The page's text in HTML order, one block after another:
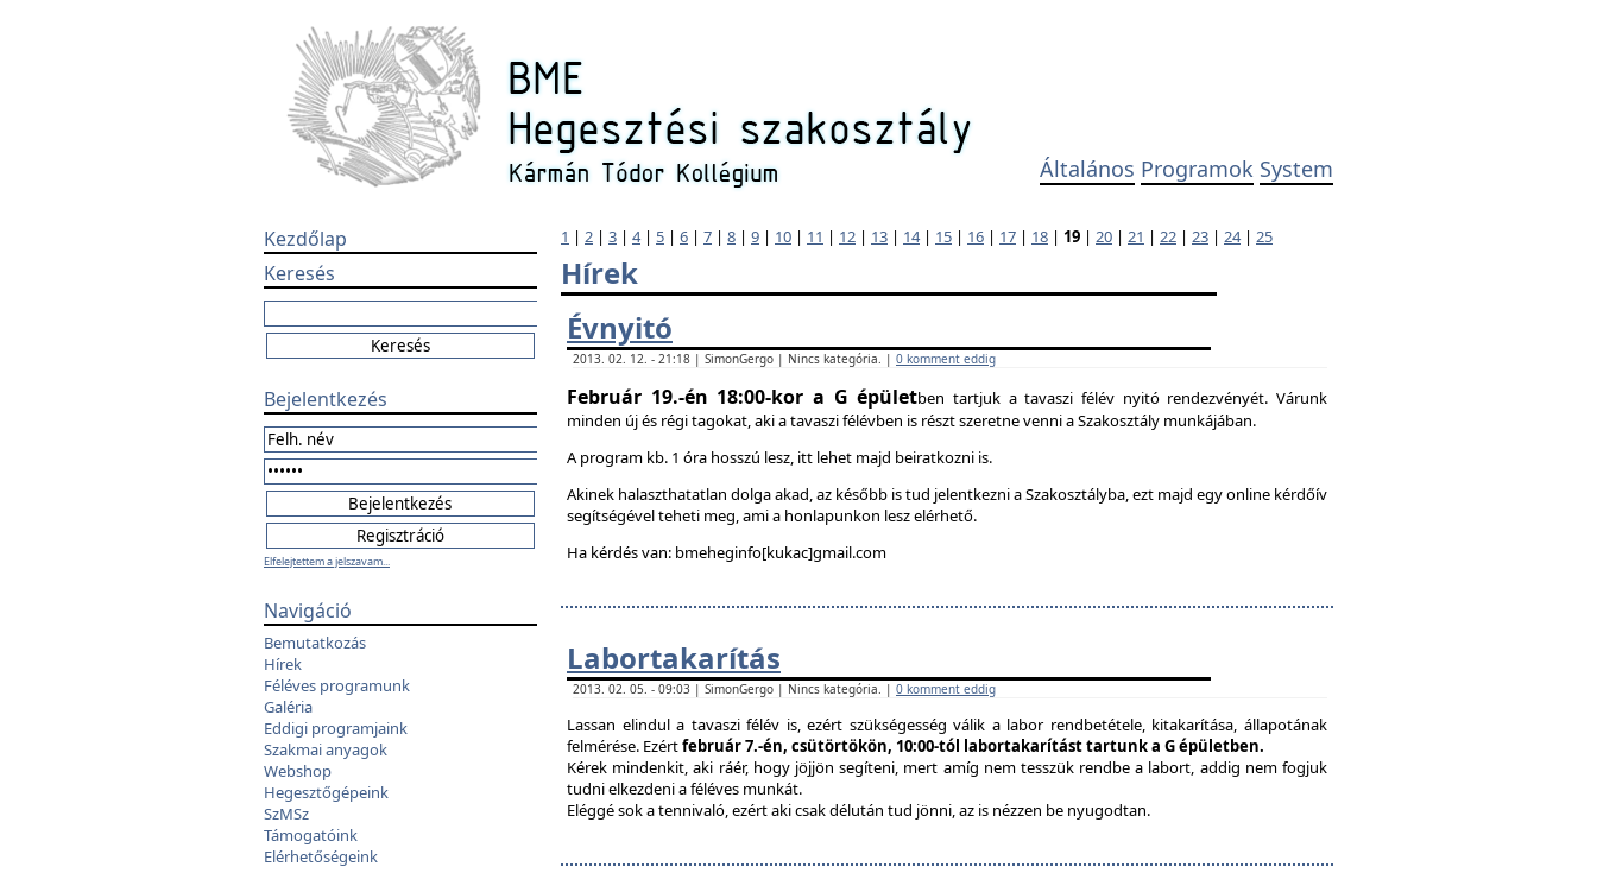
Általános Programok System
Kezdőlap
Keresés
Bejelentkezés
Elfelejtettem a jelszavam...
Navigáció
Bemutatkozás
Hírek
Féléves programunk
Galéria
Eddigi programjaink
Szakmai anyagok
Webshop
Hegesztőgépeink
SzMSz
Támogatóink
Elérhetőségeink
1 | 2 | 3 | 4| 5 | 6 | 7 | 8 | 9 | 10 | 11 | 12 | 13 | 14| 15 | 16 | 17 | 18 | 19 | 20 | 21 | 22 | 23 | 24| 25
Hírek
Évnyitó
2013. 02. 12. - 21:18 | SimonGergo | Nincs kategória. | 0 komment eddig
Február 19.-én 18:00-kor a G épületben tartjuk a tavaszi félév nyitó rendezvényét. Várunk
minden új és régi tagokat, aki a tavaszi félévben is részt szeretne venni a Szakosztály munkájában.
A program kb. 1 óra hosszú lesz, itt lehet majd beiratkozni is.
Akinek halaszthatatlan dolga akad, az később is tud jelentkezni a Szakosztályba, ezt majd egy online kérdőív
segítségével teheti meg, ami a honlapunkon lesz elérhető.
Ha kérdés van: bmeheginfo[kukac]gmail.com
Labortakarítás
2013. 02. 05. - 09:03 | SimonGergo | Nincs kategória. | 0 komment eddig
Lassan elindul a tavaszi félév is, ezért szükségesség válik a labor rendbetétele, kitakarítása, állapotának
felmérése. Ezértfebruár 7.-én, csütörtökön, 10:00-tól labortakarítást tartunk a G épületben.
Kérek mindenkit, aki ráér, hogy jöjjön segíteni, mert amíg nem tesszük rendbe a labort, addig nem fogjuk
tudni elkezdeni a féléves munkát.
Eléggé sok a tennivaló, ezért aki csak délután tud jönni, az is nézzen be nyugodtan.